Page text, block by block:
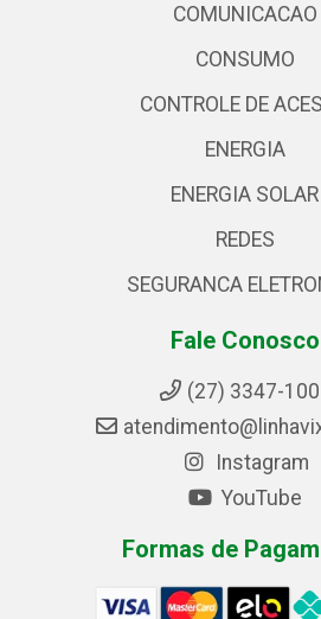
COMUNICACAO
CONSUMO
CONTROLE DE
ENERGIA
ENERGIA SOLAR
REDES
SEGURANCA
Fale Conosco
(27) 3347-
Instagram
YouTube
Formas de